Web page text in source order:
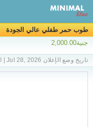
طوب حمر طفلي عالي الجودة
جنية2,000.00
تاريخ وضع الإعلان Jul 28, 2026 | الزيارات: 192 | رقم البضاعة: #312428